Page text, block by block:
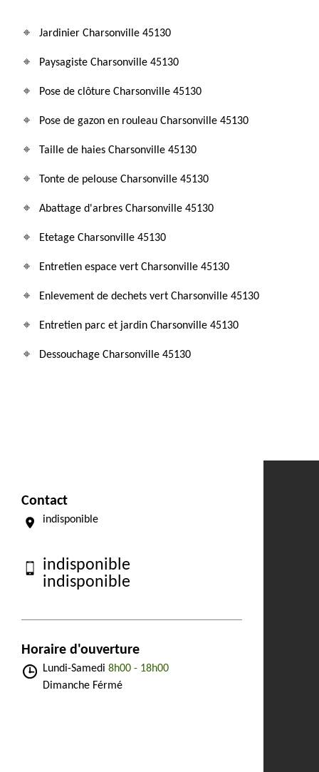
Jardinier Charsonville 45130
Paysagiste Charsonville 45130
Pose de clôture Charsonville 45130
Pose de gazon en rouleau Charsonville 45130
Taille de haies Charsonville 45130
Tonte de pelouse Charsonville 45130
Abattage d'arbres Charsonville 45130
Etetage Charsonville 45130
Entretien espace vert Charsonville 45130
Enlevement de dechets vert Charsonville 45130
Entretien parc et jardin Charsonville 45130
Dessouchage Charsonville 45130
Contact
indisponible
indisponible
indisponible
Horaire d'ouverture
Lundi-Samedi 8h00 - 18h00
Dimanche Férmé